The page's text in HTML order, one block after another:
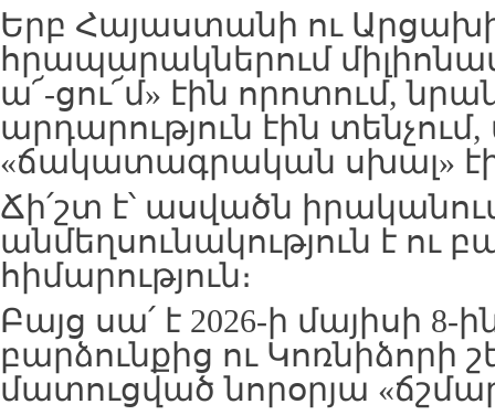
Երբ Հայաստանի ու
հրապարակներում
ա՜-ցու՜մ» էին որոտում,
արդարություն էին տենչում,
«ճակատագրական սխալ»
Ճի՛շտ է՝ ասվածն
անմեղսունակություն է ու
հիմարություն։
Բայց սա՛ է 2026-ի մայիսի 8-
բարձունքից ու Կոռնիձորի
մատուցված նորօրյա